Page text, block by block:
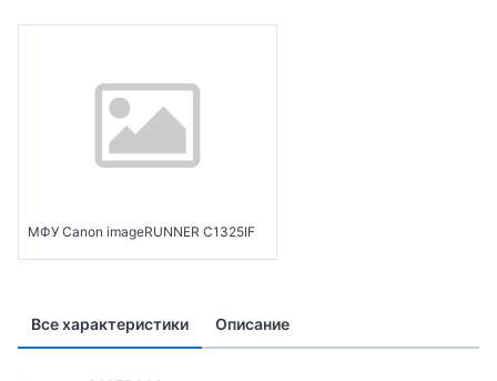
МФУ Canon imageRUNNER C1325IF
Все характеристики Описание